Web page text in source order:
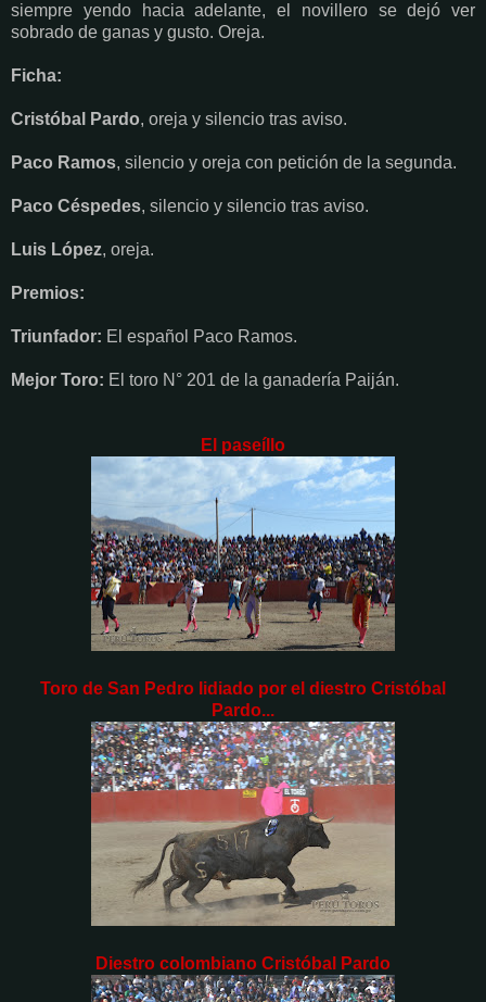
siempre yendo hacia adelante, el novillero se dejó ver
sobrado de ganas y gusto. Oreja.
Ficha:
Cristóbal Pardo, oreja y silencio tras aviso.
Paco Ramos, silencio y oreja con petición de la segunda.
Paco Céspedes, silencio y silencio tras aviso.
Luis López, oreja.
Premios:
Triunfador: El español Paco Ramos.
Mejor Toro: El toro N° 201 de la ganadería Paiján.
El paseíllo
Toro de San Pedro lidiado por el diestro Cristóbal
Pardo...
Diestro colombiano Cristóbal Pardo